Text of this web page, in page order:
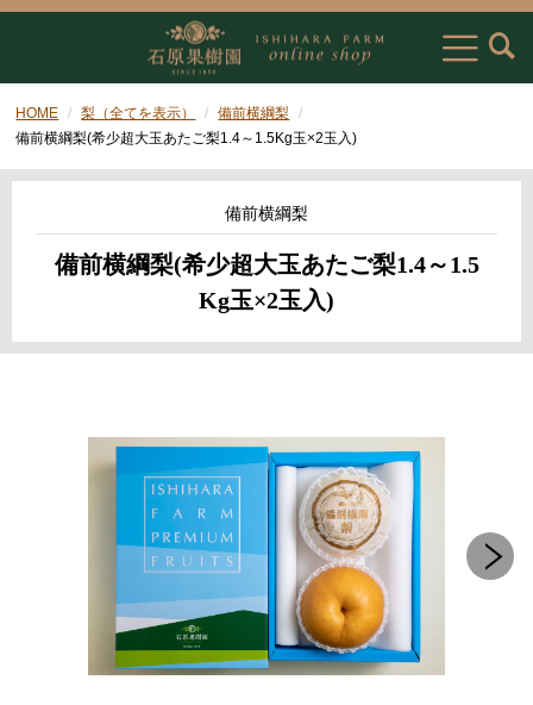
HOME 梨（全てを表示）
備前横綱梨
備前横綱梨(希少超大玉あたご梨1.4～1.5Kg玉×2玉入)
備前横綱梨
備前横綱梨(希少超大玉あたご梨1.4～1.5
Kg玉×2玉入)